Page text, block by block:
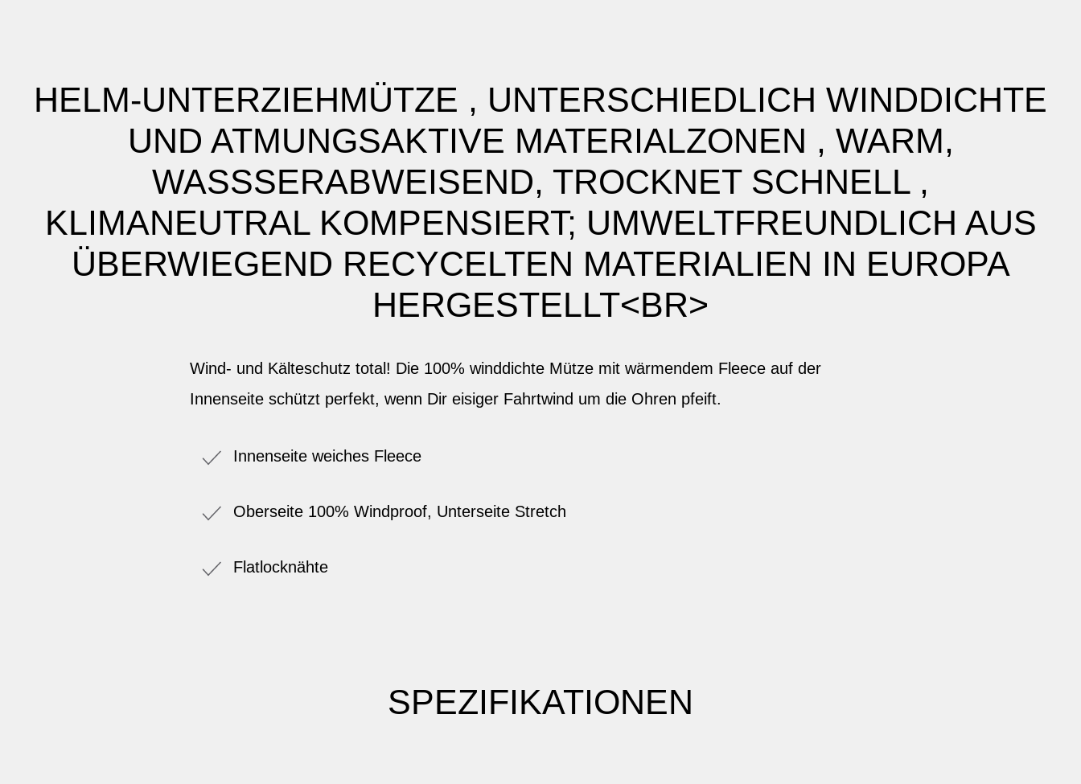
HELM-UNTERZIEHMÜTZE , UNTERSCHIEDLICH WINDDICHTE
UND ATMUNGSAKTIVE MATERIALZONEN , WARM,
WASSSERABWEISEND, TROCKNET SCHNELL ,
KLIMANEUTRAL KOMPENSIERT; UMWELTFREUNDLICH AUS
ÜBERWIEGEND RECYCELTEN MATERIALIEN IN EUROPA
HERGESTELLT<BR>
Wind- und Kälteschutz total! Die 100% winddichte Mütze mit wärmendem Fleece auf der
Innenseite schützt perfekt, wenn Dir eisiger Fahrtwind um die Ohren pfeift.
Innenseite weiches Fleece
Oberseite 100% Windproof, Unterseite Stretch
Flatlocknähte
SPEZIFIKATIONEN